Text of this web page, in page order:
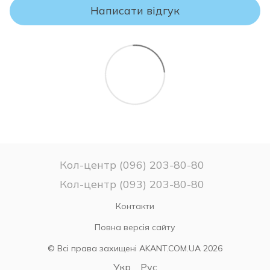
УВАГА!
Будь ласка, перевіряйте комплектність і відповідність
Якщо Ви не впевнені у виборі матраца – не розпаковуйте
його, оскільки після зняття заводського упаковання матрац
ПОВЕРНЕННЮ чи ОБМІНУ НЕ ПІДЛЯГАЄ!
Написати відгук
Кол-центр (096) 203-80-80
Кол-центр (093) 203-80-80
Контакти
Повна версія сайту
© Всі права захищені AKANT.COM.UA 2026
Укр Рус